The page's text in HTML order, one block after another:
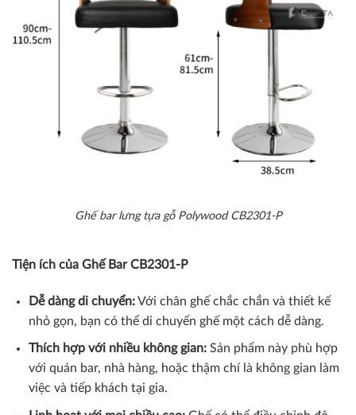
Ghế bar lưng tựa gỗ Polywood CB2301-P
Tiện ích của Ghế Bar CB2301-P
Dễ dàng di chuyển:Với chân ghế chắc chắn và thiết kế
nhỏ gọn, bạn có thể di chuyển ghế một cách dễ dàng.
Thích hợp với nhiều không gian:Sản phẩm này phù hợp
với quán bar, nhà hàng, hoặc thậm chí là không gian làm
việc và tiếp khách tại gia.